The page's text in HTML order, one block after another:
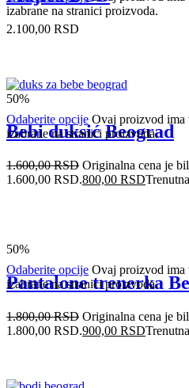
izabrane na stranici proizvoda.
2.100,00 RSD
Odaberite opcije Ovaj proizvod ima
izabrane na stranici proizvoda.
50%
Bebi duksić Beograd
1.600,00RSD Originalna cena je
1.600,00 RSD.800,00 RSD
Odaberite opcije Ovaj proizvod ima
izabrane na stranici proizvoda.
50%
Pantalone trenerka
1.800,00RSD Originalna cena je
1.800,00 RSD.900,00 RSD